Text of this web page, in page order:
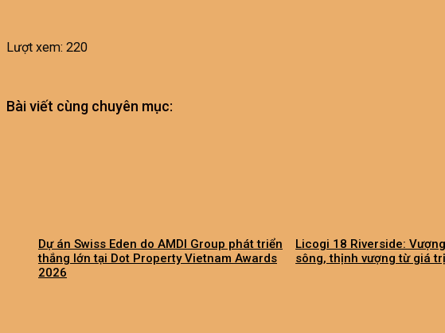
Lượt xem: 220
Bài viết cùng chuyên mục:
Dự án Swiss Eden do AMDI Group phát triển
thắng lớn tại Dot Property Vietnam Awards
2026
Licogi 18 Riverside:
sông, thịnh vượng từ giá